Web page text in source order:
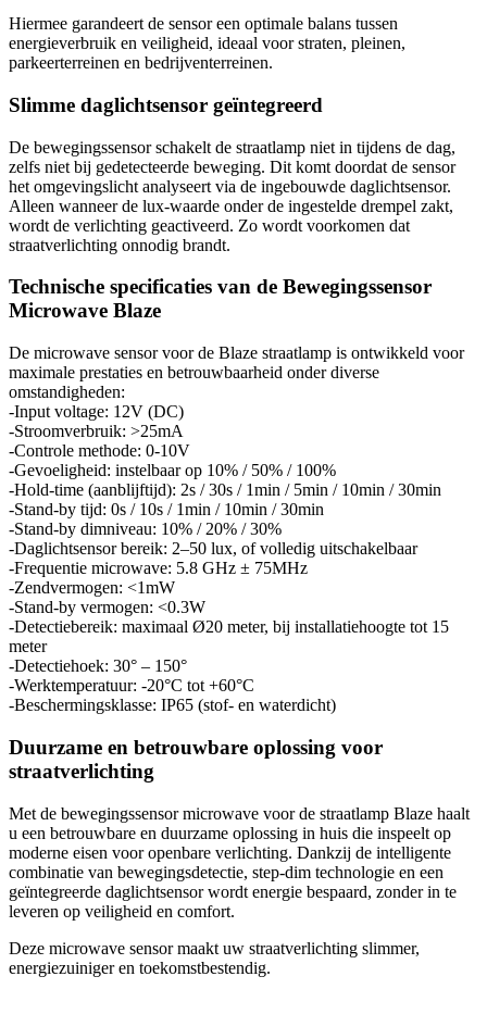
Hiermee garandeert de sensor een optimale balans tussen
energieverbruik en veiligheid, ideaal voor straten, pleinen,
parkeerterreinen en bedrijventerreinen.
Slimme daglichtsensor geïntegreerd
De bewegingssensor schakelt de straatlamp niet in tijdens de dag,
zelfs niet bij gedetecteerde beweging. Dit komt doordat de sensor
het omgevingslicht analyseert via de ingebouwde daglichtsensor.
Alleen wanneer de lux-waarde onder de ingestelde drempel zakt,
wordt de verlichting geactiveerd. Zo wordt voorkomen dat
straatverlichting onnodig brandt.
Technische specificaties van de Bewegingssensor
Microwave Blaze
De microwave sensor voor de Blaze straatlamp is ontwikkeld voor
maximale prestaties en betrouwbaarheid onder diverse
omstandigheden:
-Input voltage: 12V (DC)
-Stroomverbruik: >25mA
-Controle methode: 0-10V
-Gevoeligheid: instelbaar op 10% / 50% / 100%
-Hold-time (aanblijftijd): 2s / 30s / 1min / 5min / 10min / 30min
-Stand-by tijd: 0s / 10s / 1min / 10min / 30min
-Stand-by dimniveau: 10% / 20% / 30%
-Daglichtsensor bereik: 2–50 lux, of volledig uitschakelbaar
-Frequentie microwave: 5.8 GHz ± 75MHz
-Zendvermogen: <1mW
-Stand-by vermogen: <0.3W
-Detectiebereik: maximaal Ø20 meter, bij installatiehoogte tot 15
meter
-Detectiehoek: 30° – 150°
-Werktemperatuur: -20°C tot +60°C
-Beschermingsklasse: IP65 (stof- en waterdicht)
Duurzame en betrouwbare oplossing voor
straatverlichting
Met de bewegingssensor microwave voor de straatlamp Blaze haalt
u een betrouwbare en duurzame oplossing in huis die inspeelt op
moderne eisen voor openbare verlichting. Dankzij de intelligente
combinatie van bewegingsdetectie, step-dim technologie en een
geïntegreerde daglichtsensor wordt energie bespaard, zonder in te
leveren op veiligheid en comfort.
Deze microwave sensor maakt uw straatverlichting slimmer,
energiezuiniger en toekomstbestendig.